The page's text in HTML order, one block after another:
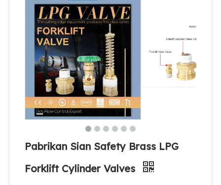
Pabrikan Sian Safety Brass LPG
Forklift Cylinder Valves